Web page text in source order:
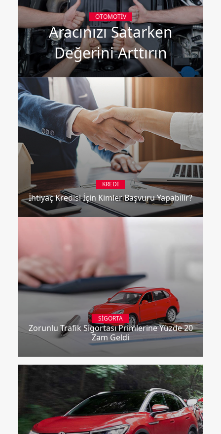
OTOMOTIV
Aracınızı Satarken
Değerini Arttırın
KREDI
İhtiyaç Kredisi İçin Kimler Başvuru Yapabilir?
SIGORTA
Zorunlu Trafik Sigortası Primlerine Yüzde 20
Zam Geldi